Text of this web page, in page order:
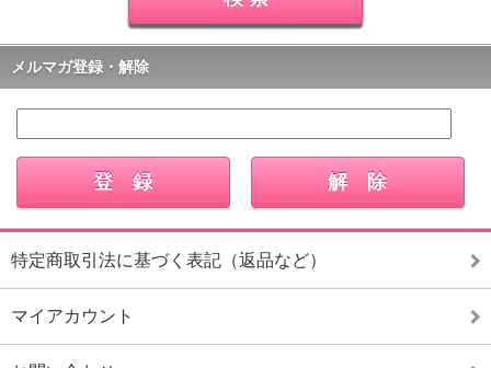
メルマガ登録・解除
特定商取引法に基づく表記（返品など）
マイアカウント